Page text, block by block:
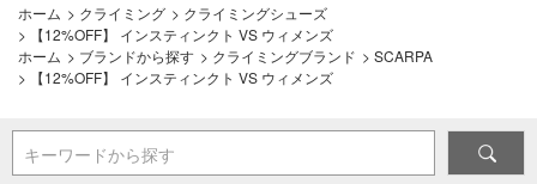
ホーム > クライミング > クライミングシューズ
>
【12%OFF】 インスティンクト VS ウィメンズ
ホーム > ブランドから探す > クライミングブランド > SCARPA
>
【12%OFF】 インスティンクト VS ウィメンズ
キーワードから探す